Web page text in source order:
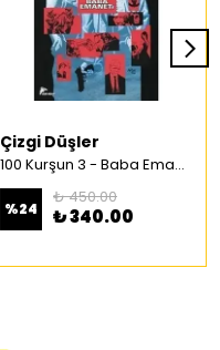
Çizgi Düşler
100 Kurşun 3 - Baba Emaneti Türkçe Çizgi Roman
%24
₺ 450.00
₺ 340.00